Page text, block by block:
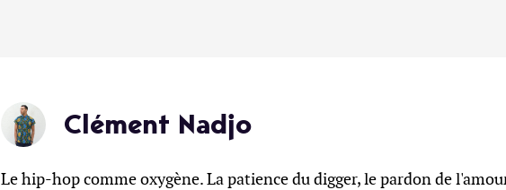
Clément Nadjo
Le hip-hop comme oxygène. La patience du digger, le pardon de